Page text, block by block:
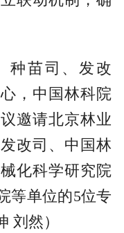
种苗司、发改
，中国林科院
邀请北京林业
改司、中国林
化科学研究院
等单位的5位专
刘然）